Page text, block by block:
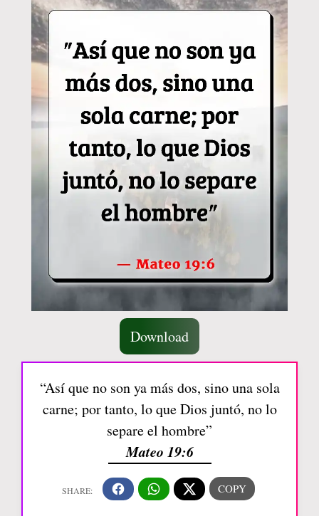
Download
“Así que no son ya más dos, sino una sola
carne; por tanto, lo que Dios juntó, no lo
separe el hombre”
Mateo 19:6